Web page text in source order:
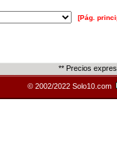
[Pág.
** Precios
© 2002/2022 Solo10.com